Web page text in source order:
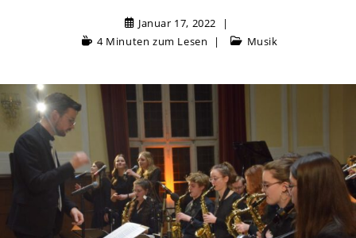
Januar 17, 2022
4 Minuten zum Lesen
Musik